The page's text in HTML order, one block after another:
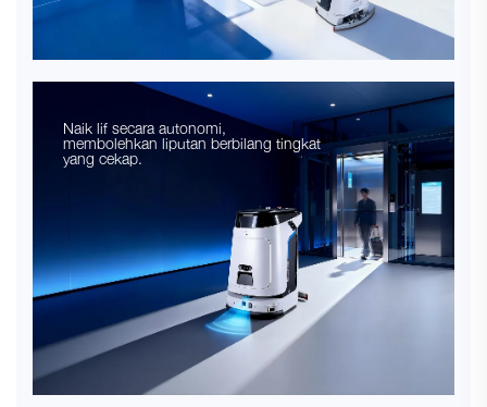
Naik lif secara autonomi,
membolehkan liputan berbilang tingkat
yang cekap.